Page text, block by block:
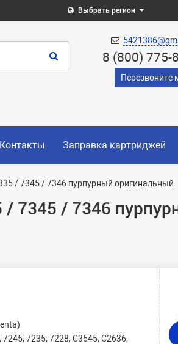
Выбрать регион
8 (800) 775-
Перезвоните
Контакты Заправка картриджей
/ 7345 / 7346 пурпурный оригинальный
/ 7345 / 7346
7235, 7228, C3545, C2636,